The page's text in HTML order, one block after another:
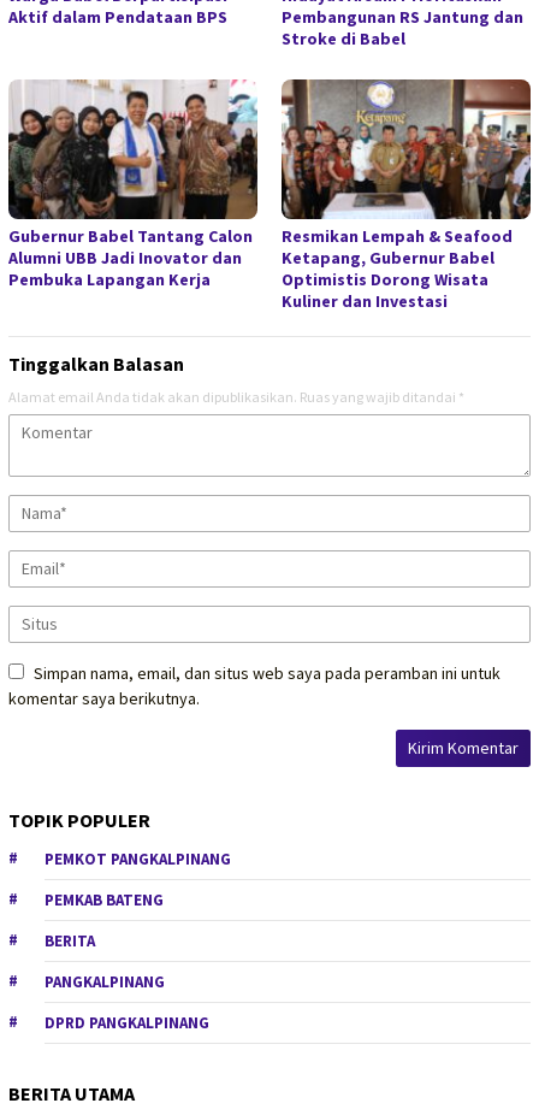
Aktif dalam Pendataan BPS
Pembangunan RS Jantung dan
Stroke di Babel
Gubernur Babel Tantang Calon
Alumni UBB Jadi Inovator dan
Pembuka Lapangan Kerja
Resmikan Lempah & Seafood
Ketapang, Gubernur Babel
Optimistis Dorong Wisata
Kuliner dan Investasi
Tinggalkan Balasan
Alamat email Anda tidak akan dipublikasikan. Ruas yang wajib ditandai *
Simpan nama, email, dan situs web saya pada peramban ini untuk
komentar saya berikutnya.
TOPIK POPULER
PEMKOT PANGKALPINANG
PEMKAB BATENG
BERITA
PANGKALPINANG
DPRD PANGKALPINANG
BERITA UTAMA